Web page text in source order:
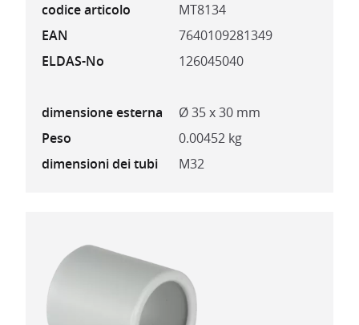
codice articolo
MT8134
EAN
7640109281349
ELDAS-No
126045040
dimensione esterna
Ø 35 x 30 mm
Peso
0.00452 kg
dimensioni dei tubi
M32